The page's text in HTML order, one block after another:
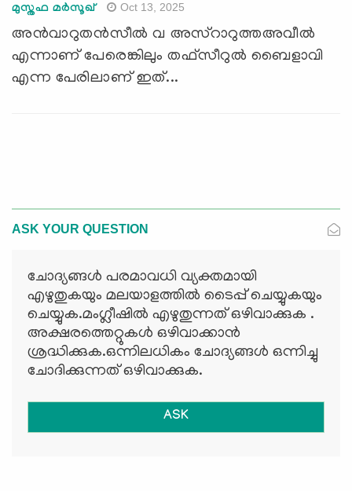
മുസ്തഫ മർസൂഖ് Oct 13, 2025
അൻവാറുതൻസീൽ വ അസ്റാറുത്തഅവീൽ
എന്നാണ് പേരെങ്കിലും തഫ്സീറുൽ ബൈളാവി
എന്ന പേരിലാണ് ഇത്...
ASK YOUR QUESTION
ചോദ്യങ്ങള്‍ പരമാവധി വ്യക്തമായി
എഴുതുകയും മലയാളത്തില്‍ ടൈപ്പ് ചെയ്യുകയും
ചെയ്യുക.മംഗ്ലീഷില്‍ എഴുതുന്നത് ഒഴിവാക്കുക .
അക്ഷരത്തെറ്റുകള്‍ ഒഴിവാക്കാന്‍
ശ്രദ്ധിക്കുക.ഒന്നിലധികം ചോദ്യങ്ങള്‍ ഒന്നിച്ചു
ചോദിക്കുന്നത് ഒഴിവാക്കുക.
ASK